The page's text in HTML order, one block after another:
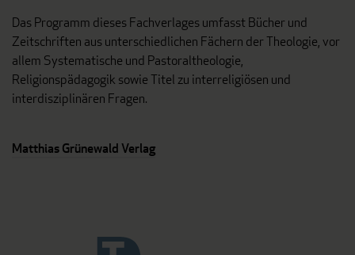
Das Programm dieses Fachverlages umfasst Bücher und
Zeitschriften aus unterschiedlichen Fächern der Theologie, vor
allem Systematische und Pastoraltheologie,
Religionspädagogik sowie Titel zu interreligiösen und
interdisziplinären Fragen.
Matthias Grünewald Verlag